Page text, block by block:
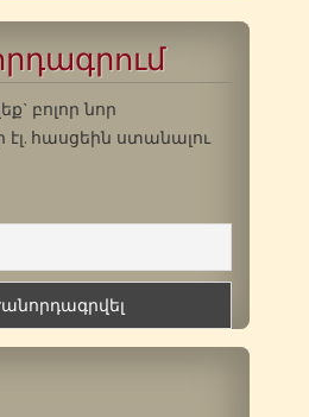
բոլոր նոր
էլ. հասցեին ստանալու